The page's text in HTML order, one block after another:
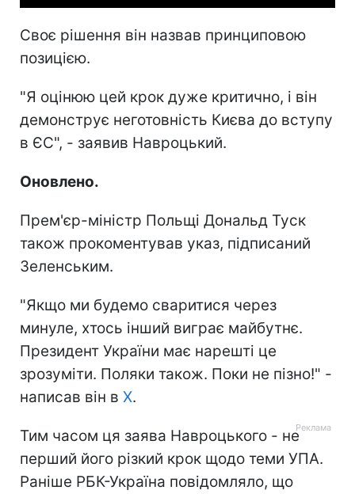
Своє рішення він назвав принциповою
позицією.
"Я оцінюю цей крок дуже критично, і він
демонструє неготовність Києва до вступу
в ЄС", - заявив Навроцький.
Оновлено.
Прем'єр-міністр Польщі Дональд Туск
також прокоментував указ, підписаний
Зеленським.
"Якщо ми будемо сваритися через
минуле, хтось інший виграє майбутнє.
Президент України має нарешті це
зрозуміти. Поляки також. Поки не пізно!" -
написав він в Х.
Тим часом ця заява Навроцького - не
перший його різкий крок щодо теми УПА.
Раніше РБК-Україна повідомляло, що